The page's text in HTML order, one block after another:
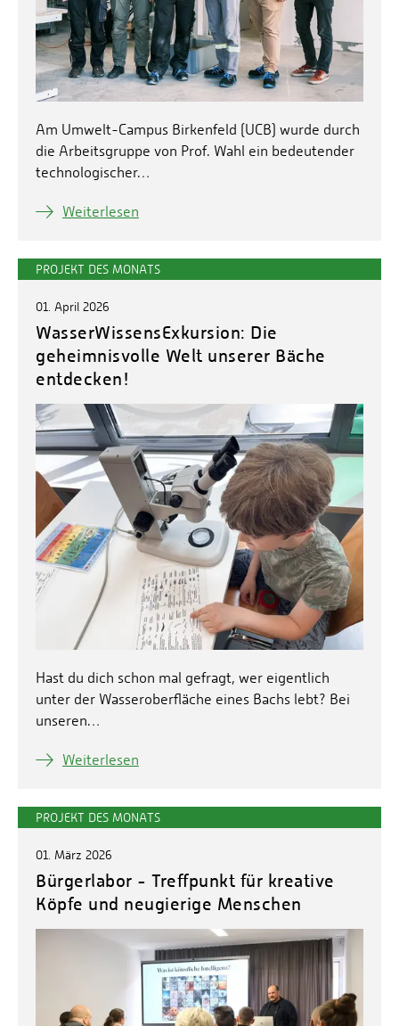
Am Umwelt-Campus Birkenfeld (UCB) wurde durch
die Arbeitsgruppe von Prof. Wahl ein bedeutender
technologischer…
Weiterlesen
PROJEKT DES MONATS
01. April 2026
WasserWissensExkursion: Die
geheimnisvolle Welt unserer Bäche
entdecken!
Hast du dich schon mal gefragt, wer eigentlich
unter der Wasseroberfläche eines Bachs lebt? Bei
unseren…
Weiterlesen
PROJEKT DES MONATS
01. März 2026
Bürgerlabor - Treffpunkt für kreative
Köpfe und neugierige Menschen